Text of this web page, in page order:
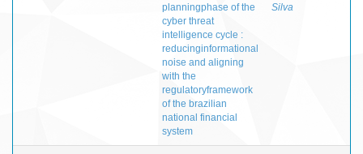
planningphase of the
cyber threat
intelligence cycle :
reducinginformational
noise and aligning
with the
regulatoryframework
of the brazilian
national financial
system
Silva